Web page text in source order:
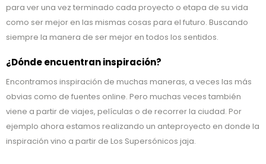
para ver una vez terminado cada proyecto o etapa de su vida
como ser mejor en las mismas cosas para el futuro. Buscando
siempre la manera de ser mejor en todos los sentidos.
¿Dónde encuentran inspiración?
Encontramos inspiración de muchas maneras, a veces las más
obvias como de fuentes online. Pero muchas veces también
viene a partir de viajes, películas o de recorrer la ciudad. Por
ejemplo ahora estamos realizando un anteproyecto en donde la
inspiración vino a partir de Los Supersónicos jaja.